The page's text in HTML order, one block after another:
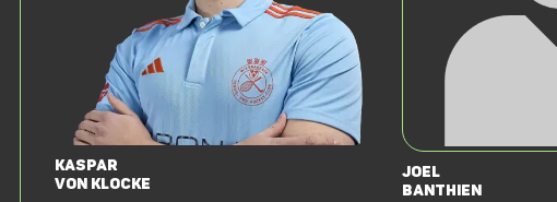
Kaspar
von Klocke
Joel
Banthien